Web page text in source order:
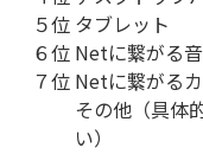
５位
６位
７位
タブレット
Netに繋がる
Netに繋がる
その他（具体
い）